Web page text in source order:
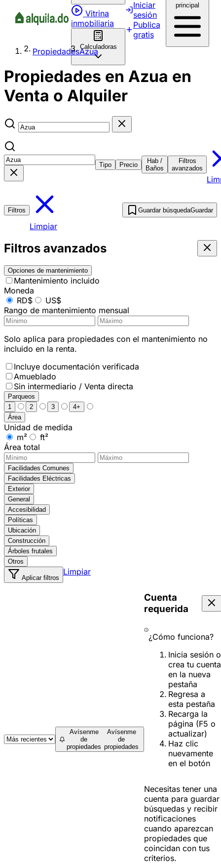
Vitrina
inmobiliaria
Calculadoras
Iniciar
sesión
Publica
gratis
principal
PropiedadesAzua
Propiedades en Azua en
Venta o Alquiler
Tipo Precio
Hab /
Baños
Filtros
avanzados
Filtros
Limpiar
Guardar búsquedaGuardar
Filtros avanzados
Opciones de mantenimiento
Mantenimiento incluido
Moneda
RD$
US$
Rango de mantenimiento mensual
Solo aplica para propiedades con el mantenimiento no
incluido en la renta.
Incluye documentación verificada
Amueblado
Sin intermediario / Venta directa
Parqueos
1
2 3
4+
Área
Unidad de medida
m²
ft²
Área total
Facilidades Comunes
Facilidades Eléctricas
Exterior
General
Accesibilidad
Políticas
Ubicación
Construcción
Árboles frutales
Otros
Aplicar filtros
Limpiar
Avísenme
de
propiedades
Avísenme
de
propiedades
Cuenta
requerida
¿Cómo funciona?
Inicia sesión o
crea tu cuenta
en la nueva
pestaña
Regresa a
esta pestaña
Recarga la
página (F5 o
actualizar)
Haz clic
nuevamente
en el botón
Necesitas tener una
cuenta para guardar
búsquedas y recibir
notificaciones
cuando aparezcan
propiedades que
coincidan con tus
criterios.